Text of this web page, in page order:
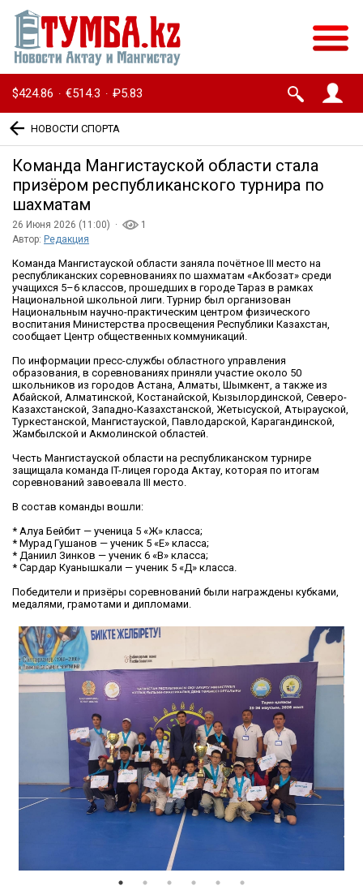
$424.86 · €514.3 · ₽5.83
НОВОСТИ СПОРТА
Команда Мангистауской области стала
призёром республиканского турнира по
шахматам
26 Июня 2026 (11:00) ·
1
Автор: Редакция
Команда Мангистауской области заняла почётное III место на
республиканских соревнованиях по шахматам «Акбозат» среди
учащихся 5–6 классов, прошедших в городе Тараз в рамках
Национальной школьной лиги. Турнир был организован
Национальным научно-практическим центром физического
воспитания Министерства просвещения Республики Казахстан,
сообщает Центр общественных коммуникаций.
По информации пресс-службы областного управления
образования, в соревнованиях приняли участие около 50
школьников из городов Астана, Алматы, Шымкент, а также из
Абайской, Алматинской, Костанайской, Кызылординской, Северо-
Казахстанской, Западно-Казахстанской, Жетысуской, Атырауской,
Туркестанской, Мангистауской, Павлодарской, Карагандинской,
Жамбылской и Акмолинской областей.
Честь Мангистауской области на республиканском турнире
защищала команда IT-лицея города Актау, которая по итогам
соревнований завоевала III место.
В состав команды вошли:
* Алуа Бейбит — ученица 5 «Ж» класса;
* Мурад Гушанов — ученик 5 «Е» класса;
* Даниил Зинков — ученик 6 «В» класса;
* Сардар Куанышкали — ученик 5 «Д» класса.
Победители и призёры соревнований были награждены кубками,
медалями, грамотами и дипломами.